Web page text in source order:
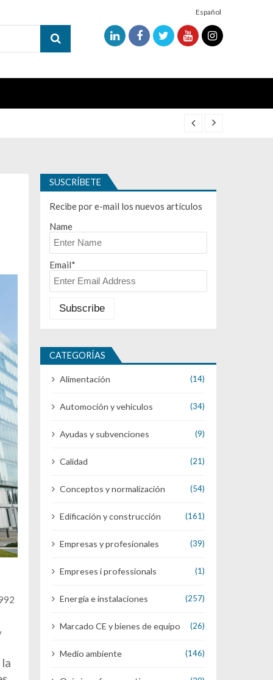
Español
SUSCRÍBETE
Recibe por e-mail los nuevos artículos
Name
Email*
CATEGORÍAS
Alimentación (14)
Automoción y vehículos (34)
Ayudas y subvenciones (9)
Calidad (21)
Conceptos y normalización (54)
Edificación y construcción (161)
Empresas y profesionales (39)
Empreses i professionals (1)
Energía e instalaciones (257)
Marcado CE y bienes de equipo (26)
Medio ambiente (146)